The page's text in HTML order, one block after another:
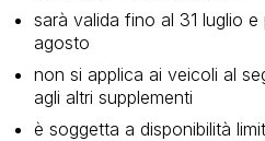
sarà valida fino al 31 luglio
agosto
non si applica ai veicoli al
agli altri supplementi
è soggetta a disponibilità